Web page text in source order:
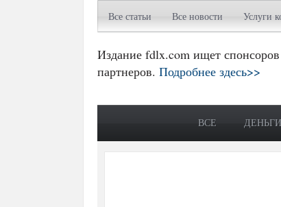
Все статьи Все новости Услуги
Издание fdlx.com ищет
партнеров. Подробнее здесь>>
ВСЕ ДЕНЬГИ